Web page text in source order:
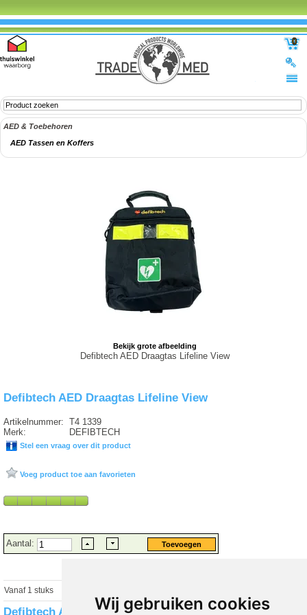
Wij gebruiken cookies
0
AED & Toebehoren
AED Tassen en Koffers
Bekijk grote afbeelding
Defibtech AED Draagtas Lifeline View
Defibtech AED Draagtas Lifeline View
Artikelnummer:
Merk:
T4 1339
DEFIBTECH
Stel een vraag over dit product
Voeg product toe aan favorieten
Aantal:
Vanaf 1 stuks
Defibtech AED Draagtas Lifeline View